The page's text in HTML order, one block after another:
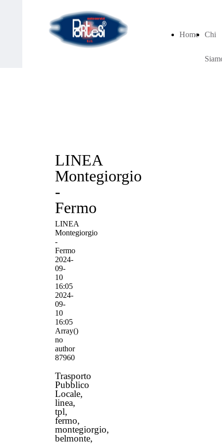
Home Chi
LINEA
Montegiorgio
-
Fermo
LINEA
Montegiorgio
-
Fermo
2024-
09-
10
16:05
2024-
09-
10
16:05
Array()
no
author
87960
Trasporto
Pubblico
Locale,
linea,
tpl,
fermo,
montegiorgio,
belmonte,